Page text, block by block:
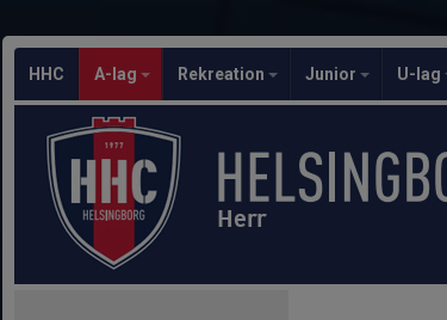
HHC A-lag Rekreation Junior U-lag
Herr